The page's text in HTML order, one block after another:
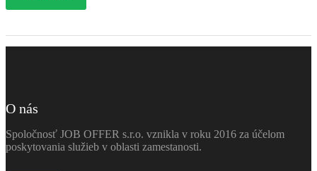
O nás
Spoločnosť JOB OFFER s.r.o. vznikla v roku 2016 za účelom
poskytovania služieb v oblasti zamestanosti.